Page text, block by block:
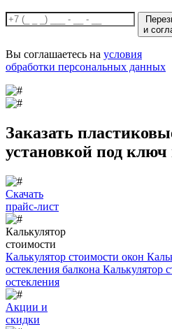
и
Вы соглашаетесь на условия
обработки персональных данных
Заказать
установкой под ключ
Скачать
прайс-лист
Калькулятор
стоимости
Калькулятор стоимости окон
остекления балкона Калькулятор
остекления
Акции и
скидки